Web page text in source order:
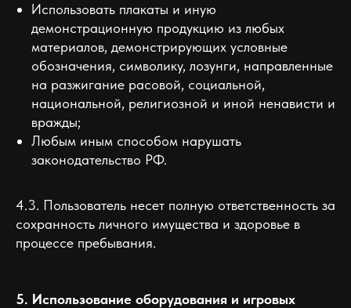
Использовать плакаты и иную
демонстрационную продукцию из любых
материалов, демонстрирующих условные
обозначения, символику, лозунги, направленные
на разжигание расовой, социальной,
национальной, религиозной и иной ненависти и
вражды;
Любым иным способом нарушать
законодательство РФ.
4.3. Пользователь несет полную ответственность за
сохранность личного имущества и здоровье в
процессе пребывания.
5. Использование оборудования и игровых